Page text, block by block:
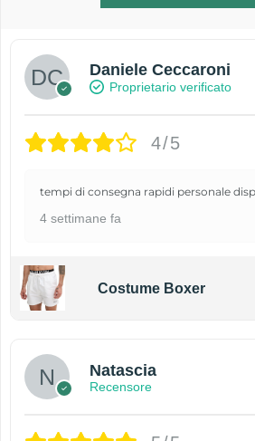
Daniele Ceccaroni
Proprietario verificato
4/5
tempi di consegna rapidi personale
4 settimane fa
Costume Boxer
Natascia
Recensore